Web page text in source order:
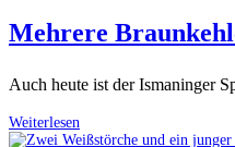
Mehrere
Auch heute ist der Ismaninger
Weiterlesen